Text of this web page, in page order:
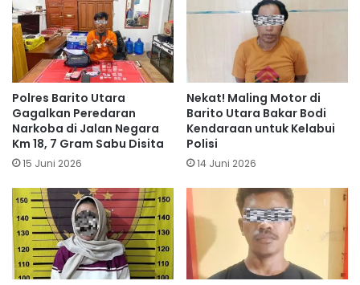
Polres Barito Utara
Gagalkan Peredaran
Narkoba di Jalan Negara
Km 18, 7 Gram Sabu Disita
15 Juni 2026
Nekat! Maling Motor di
Barito Utara Bakar Bodi
Kendaraan untuk Kelabui
Polisi
14 Juni 2026